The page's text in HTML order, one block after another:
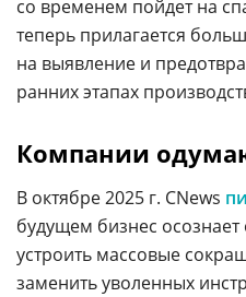
со временем пойдет на
теперь прилагается
на выявление и
ранних этапах
Компании
В октябре 2025 г. CNews
будущем бизнес
устроить массовые
заменить уволенных